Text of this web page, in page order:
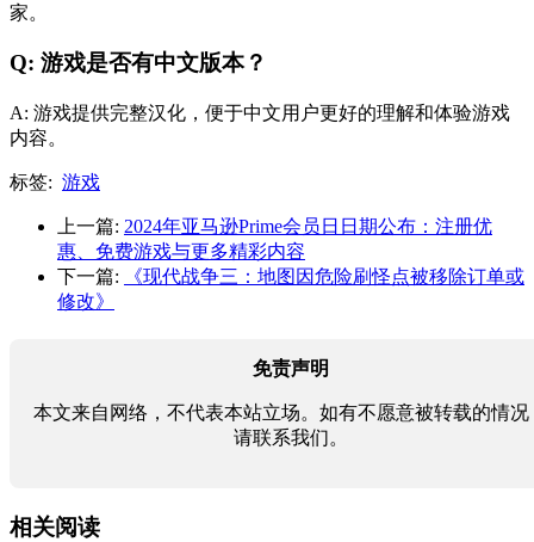
家。
Q: 游戏是否有中文版本？
A: 游戏提供完整汉化，便于中文用户更好的理解和体验游戏
内容。
标签: 游戏
上一篇: 2024年亚马逊Prime会员日日期公布：注册优
惠、免费游戏与更多精彩内容
下一篇:
《现代战争三：地图因危险刷怪点被移除订单或
修改》
免责声明
本文来自网络，不代表本站立场。如有不愿意被转载的情况
请联系我们。
相关阅读